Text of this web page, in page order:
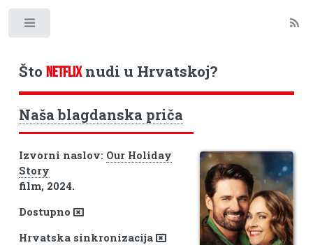
Što NETFLIXnudi u Hrvatskoj?
Naša blagdanska priča
Izvorni naslov: Our Holiday
Story
film, 2024.
Dostupno
Hrvatska sinkronizacija